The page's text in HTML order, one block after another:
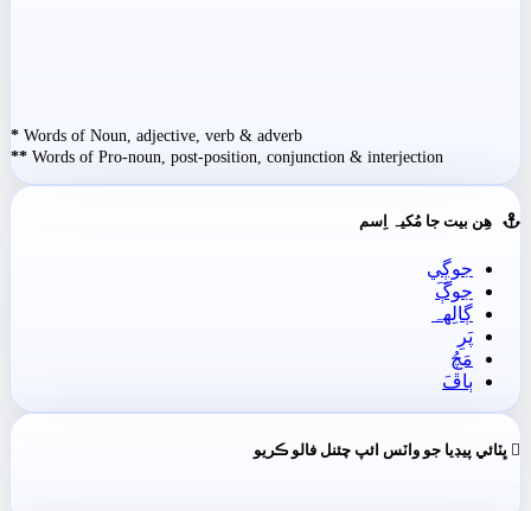
* Words of Noun, adjective, verb & adverb
** Words of Pro-noun, post-position, conjunction & interjection
ھِن بيت جا مُکيہ اِسم
جوڳِي
جوڳَ
ڳالِهہ
پَرِ
مَچُ
ٻاڦَ
ڀٽائي پيڊيا جو واٽس ائپ چئنل فالو ڪريو